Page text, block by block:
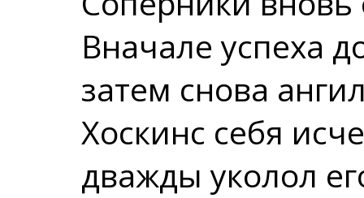
Вначале успеха
затем снова
Хоскинс себя
дважды уколол